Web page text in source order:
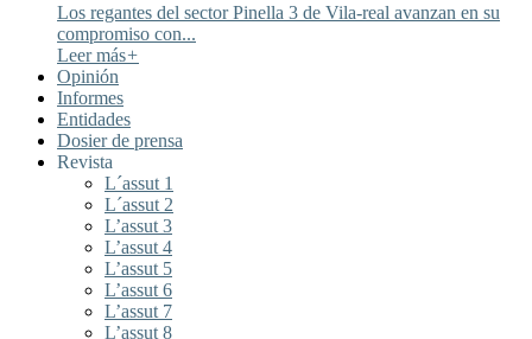
Los regantes del sector Pinella 3 de Vila-real avanzan en su
compromiso con...
Leer más+
Opinión
Informes
Entidades
Dosier de prensa
Revista
L´assut 1
L´assut 2
L’assut 3
L’assut 4
L’assut 5
L’assut 6
L’assut 7
L’assut 8